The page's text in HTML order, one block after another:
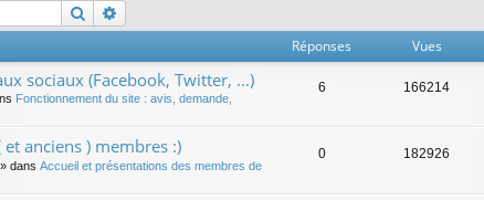
Rechercher
Réponses Vues
sociaux (Facebook, Twitter, ...)
Fonctionnement du site : avis, demande,
6 166214
anciens ) membres :)
» dans Accueil et présentations des membres de
0 182926